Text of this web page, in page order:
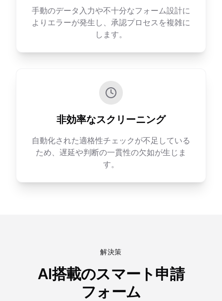
手動のデータ入力や不十分なフォーム設計に
よりエラーが発生し、承認プロセスを複雑に
します。
非効率なスクリーニング
自動化された適格性チェックが不足している
ため、遅延や判断の一貫性の欠如が生じま
す。
解決策
AI搭載のスマート申請
フォーム